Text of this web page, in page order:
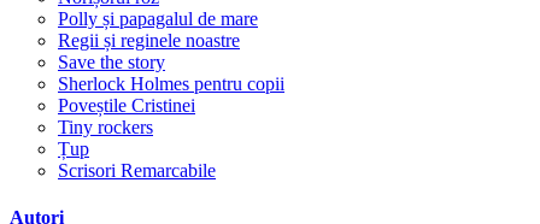
Polly și papagalul de mare
Regii și reginele noastre
Save the story
Sherlock Holmes pentru copii
Poveștile Cristinei
Tiny rockers
Țup
Scrisori Remarcabile
Autori